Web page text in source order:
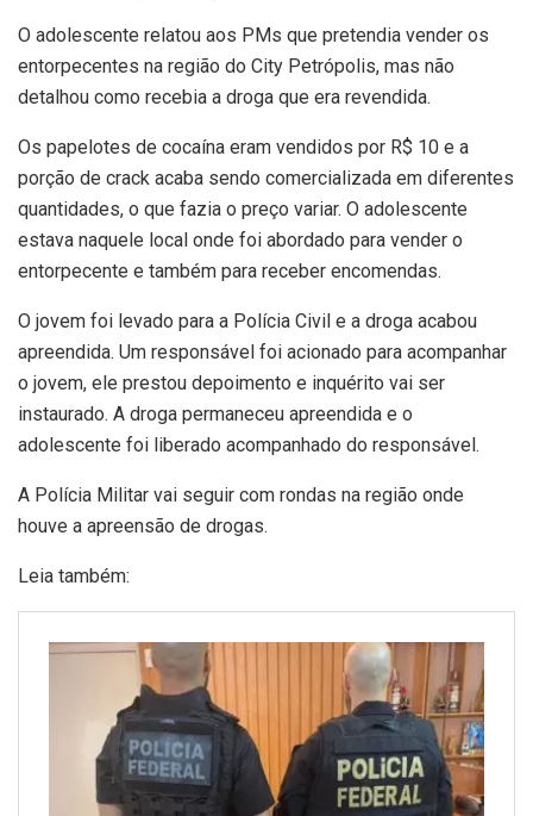
O adolescente relatou aos PMs que pretendia vender os
entorpecentes na região do City Petrópolis, mas não
detalhou como recebia a droga que era revendida.
Os papelotes de cocaína eram vendidos por R$ 10 e a
porção de crack acaba sendo comercializada em diferentes
quantidades, o que fazia o preço variar. O adolescente
estava naquele local onde foi abordado para vender o
entorpecente e também para receber encomendas.
O jovem foi levado para a Polícia Civil e a droga acabou
apreendida. Um responsável foi acionado para acompanhar
o jovem, ele prestou depoimento e inquérito vai ser
instaurado. A droga permaneceu apreendida e o
adolescente foi liberado acompanhado do responsável.
A Polícia Militar vai seguir com rondas na região onde
houve a apreensão de drogas.
Leia também: